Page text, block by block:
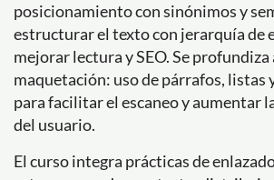
posicionamiento con sinónimos y
estructurar el texto con jerarquía de
mejorar lectura y SEO. Se profundiza
maquetación: uso de párrafos, listas
para facilitar el escaneo y aumentar
del usuario.
El curso integra prácticas de